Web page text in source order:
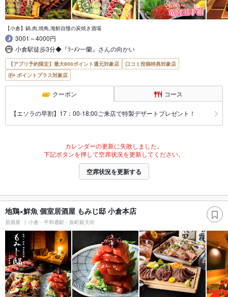
【小倉】鍋,肉,焼鳥,海鮮自慢の炭焼き酒場
3001～4000円
小倉駅徒歩3分◆『ﾗｰﾒﾝ一蘭』さんの向かい
【アプリ予約限定】最大800ポイント還元対象店
口コミ投稿特典対象店
ポイントプラス対象店
クーポン コース
【エソラの早割】17：00-18:00ご来店で特製デザートプレゼント！
カレンダーの更新に失敗しました。
下記ボタンを押して空席状況を更新してください。
空席状況を更新する
地鶏×鮮魚 個室居酒屋 もみじ邸 小倉本店
居酒屋 小倉・平和通駅・魚町銀天街